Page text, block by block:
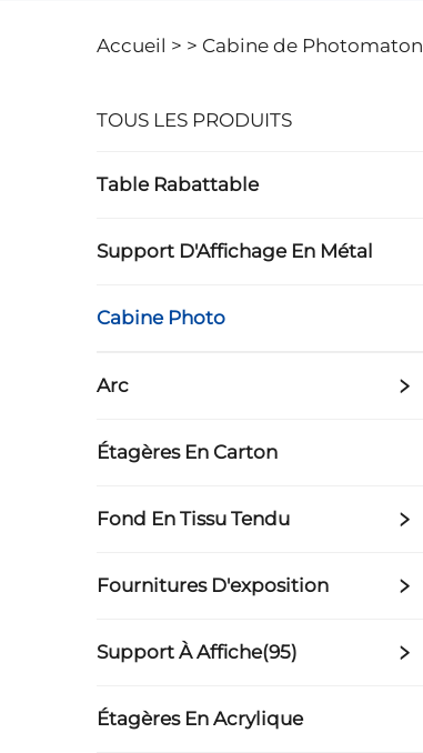
Accueil > > Cabine de Photomaton
TOUS LES PRODUITS
Table Rabattable
Support D'Affichage En Métal
Cabine Photo
Arc
Étagères En Carton
Fond En Tissu Tendu
Fournitures D'exposition
Support À Affiche(95)
Étagères En Acrylique